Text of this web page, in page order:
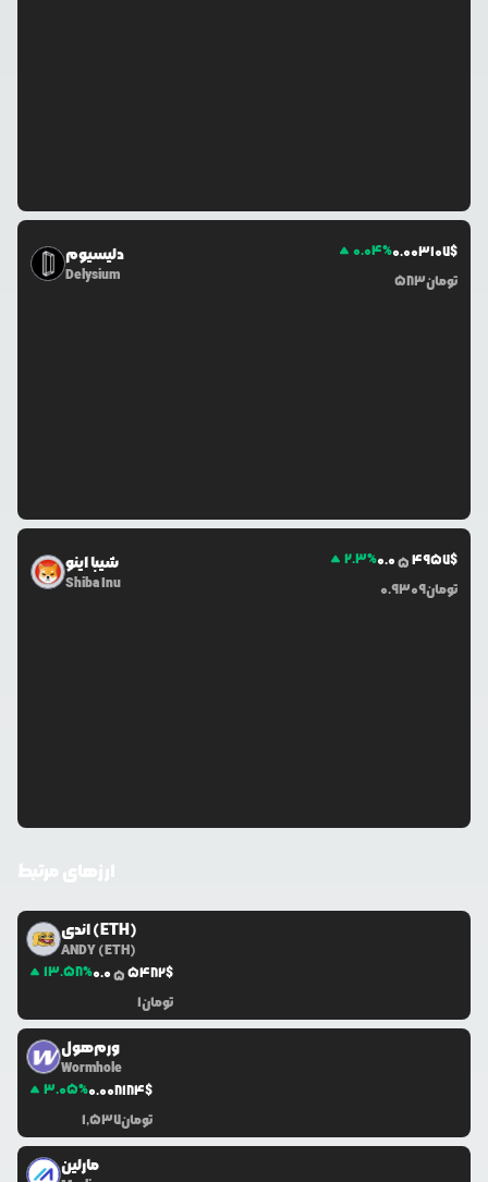
دلیسیوم
Delysium
0.04%0.003107$
583تومان
شیبا اینو
Shiba Inu
2.3%0.054957$
0.9309تومان
اندی (ETH)
ANDY (ETH)
13.58%0.055482$
1تومان
ورم‌هول
Wormhole
3.05%0.008184$
1,537تومان
مارلین